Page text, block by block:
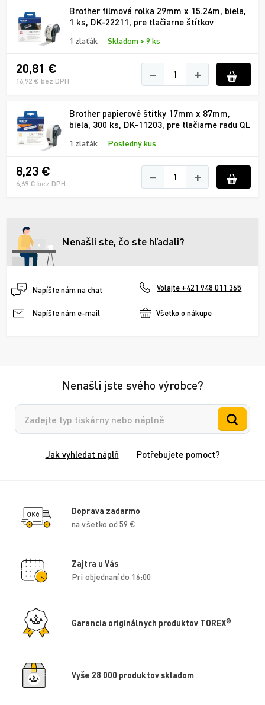
Brother filmová rolka 29mm x 15.24m, biela,
1 ks, DK-22211, pre tlačiarne štítkov
1 zlaťák Skladom > 9 ks
20,81 €
16,92 € bez DPH − +
Brother papierové štítky 17mm x 87mm,
biela, 300 ks, DK-11203, pre tlačiarne radu QL
1 zlaťák Posledný kus
8,23 €
6,69 € bez DPH − +
Nenašli ste, čo ste hľadali?
Napíšte nám na chat Volajte +421 948 011 365
Napíšte nám e-mail Všetko o nákupe
Nenašli jste svého výrobce?
Vyhledávání
Jak vyhledat náplň Potřebujete pomoct?
Doprava zadarmo
na všetko od 59 €
Zajtra u Vás
Pri objednaní do 16:00
Garancia originálnych produktov TOREX®
Vyše 28 000 produktov skladom